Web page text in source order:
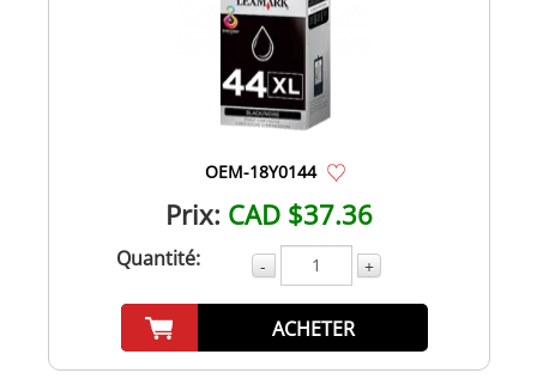
OEM-18Y0144
Prix: CAD $37.36
Quantité: - +
ACHETER